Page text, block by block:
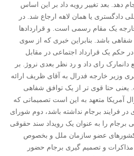
دهد. بعد تغییر رویه داد بر این اساس
دادگستری یا همان لاهه ارجاع شد. در
خارجه یک مقام رسمی است. و قرارداد‌ها
شفاهی باشد. بنابراین خبری که از سوی
حکم یک قرارداد اجتماعی در مقابل
دانمارک رای داد و رد نظر بعدی نروژ. بر
وزیر خارجه فدرال به آقای ظریف ارائه
یعنی حتا قوی تر از یک توافق شفاهی
آمریکا متعهد به این است تصمیماتی که
در فرایند برجام نداشته باشد، دوم شورای
برجام را به عنوان یک رویداد سند حقوقی
عضو سازمان ملل و بخصوص
و تصمیم گیری برجام حضور